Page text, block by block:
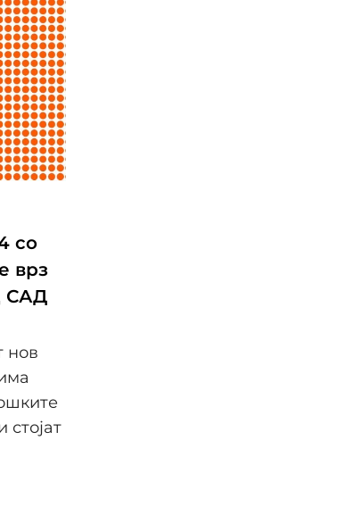
со
врз
САД
нов